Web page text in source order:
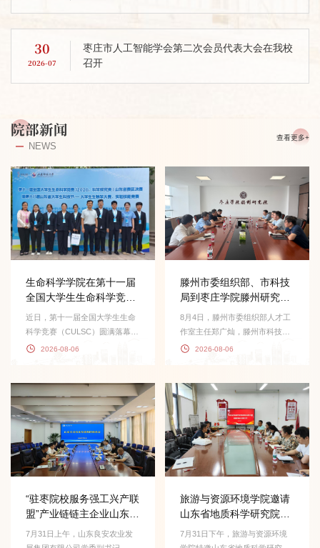
30
2026-07
枣庄市人工智能学会第二次会员代表大会在我校
召开
院部新闻
NEWS
查看更多+
生命科学学院在第十一届
全国大学生生命科学竞赛
中荣获佳绩
近日，第十一届全国大学生生命
科学竞赛（CULSC）圆满落幕。
生命科学学院学子在“创新创业
2026-08-06
滕州市委组织部、市科技
局到枣庄学院滕州研究院
座谈交流
8月4日，滕州市委组织部人才工
作室主任郑广灿，滕州市科技局
党组成员、副局长李勇等一行4人
2026-08-06
“驻枣院校服务强工兴产联
盟”产业链链主企业山东良
安农业发...
7月31日上午，山东良安农业发
旅游与资源环境学院邀请
山东省地质科学研究院刘
凤臣指导专硕...
7月31日下午，旅游与资源环境